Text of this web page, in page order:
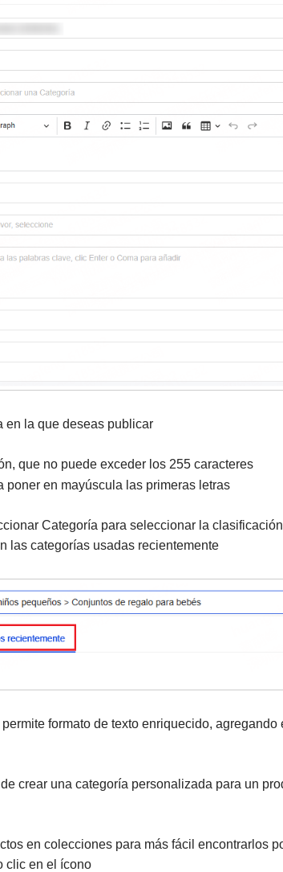
en la que deseas publicar
que no puede exceder los 255 caracteres
poner en mayúscula las primeras letras
Categoría para seleccionar la
las categorías usadas recientemente
formato de texto enriquecido,
crear una categoría personalizada para un
en colecciones para más fácil encontrarlos
clic en el ícono